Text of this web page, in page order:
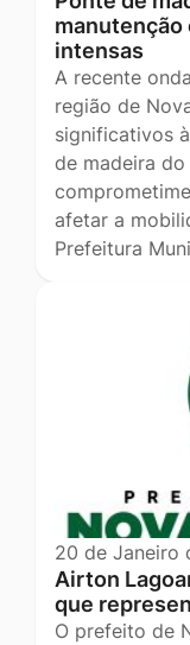
manutenção
intensas
A recente
região de
significativos
de madeira do
afetar a
Prefeitura
20 de Janeiro
Airton
que
O prefeito de